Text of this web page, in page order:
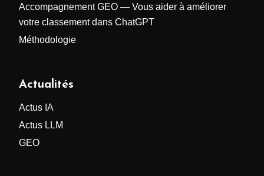
Accompagnement GEO — Vous aider à améliorer
votre classement dans ChatGPT
Méthodologie
Actualités
Actus IA
Actus LLM
GEO